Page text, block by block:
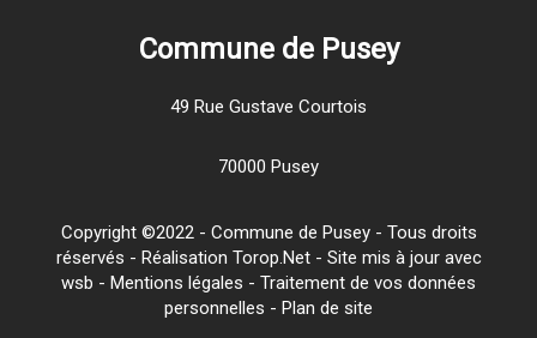
Commune de Pusey
49 Rue Gustave Courtois
70000 Pusey
Copyright ©2022 - Commune de Pusey - Tous droits
réservés - Réalisation Torop.Net - Site mis à jour avec
wsb - Mentions légales - Traitement de vos données
personnelles - Plan de site